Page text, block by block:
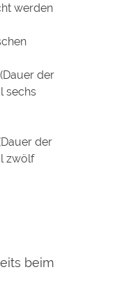
werden
der
sechs
der
zwölf
beim